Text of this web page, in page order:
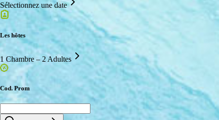
Sélectionnez une date
Les hôtes
1 Chambre – 2 Adultes
Cod. Prom